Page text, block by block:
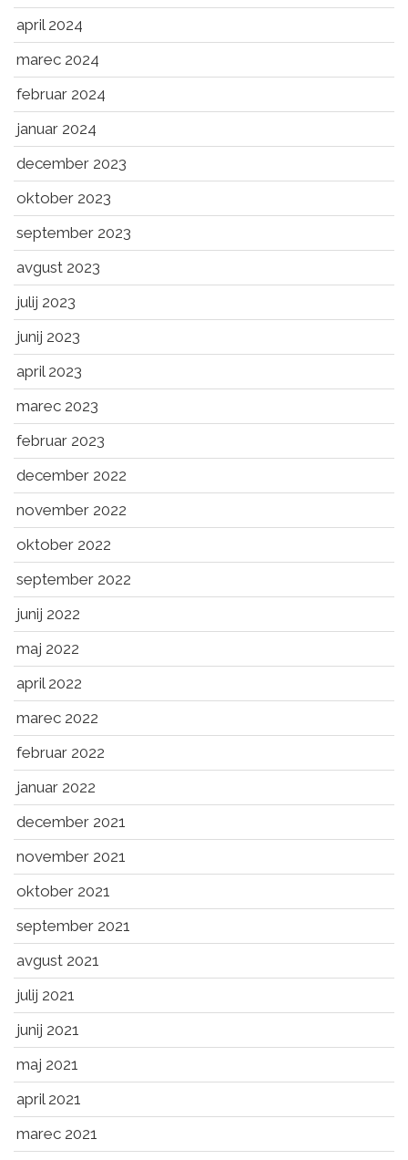
april 2024
marec 2024
februar 2024
januar 2024
december 2023
oktober 2023
september 2023
avgust 2023
julij 2023
junij 2023
april 2023
marec 2023
februar 2023
december 2022
november 2022
oktober 2022
september 2022
junij 2022
maj 2022
april 2022
marec 2022
februar 2022
januar 2022
december 2021
november 2021
oktober 2021
september 2021
avgust 2021
julij 2021
junij 2021
maj 2021
april 2021
marec 2021